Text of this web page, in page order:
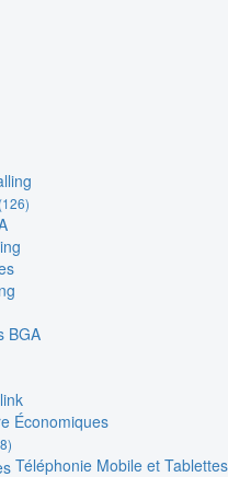
(126)
BGA
Économiques
Téléphonie Mobile et Tablettes